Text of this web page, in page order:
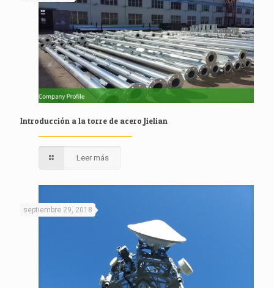
Introducción a la torre de acero Jielian
Leer más
septiembre 29, 2018